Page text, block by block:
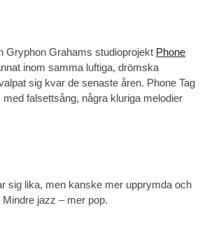
Gryphon Grahams studioprojekt Phone
inom samma luftiga, drömska
sig kvar de senaste åren. Phone Tag
falsettsång, några kluriga melodier
sig lika, men kanske mer upprymda och
jazz – mer pop.